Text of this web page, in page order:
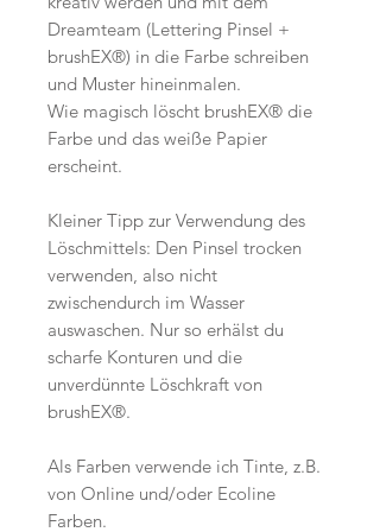
Dreamteam (Lettering Pinsel +
brushEX®) in die Farbe schreiben
und Muster hineinmalen.
Wie magisch löscht brushEX® die
Farbe und das weiße Papier
erscheint.
Kleiner Tipp zur Verwendung des
Löschmittels: Den Pinsel trocken
verwenden, also nicht
zwischendurch im Wasser
auswaschen. Nur so erhälst du
scharfe Konturen und die
unverdünnte Löschkraft von
brushEX®.
Als Farben verwende ich Tinte, z.B.
von Online und/oder Ecoline
Farben.